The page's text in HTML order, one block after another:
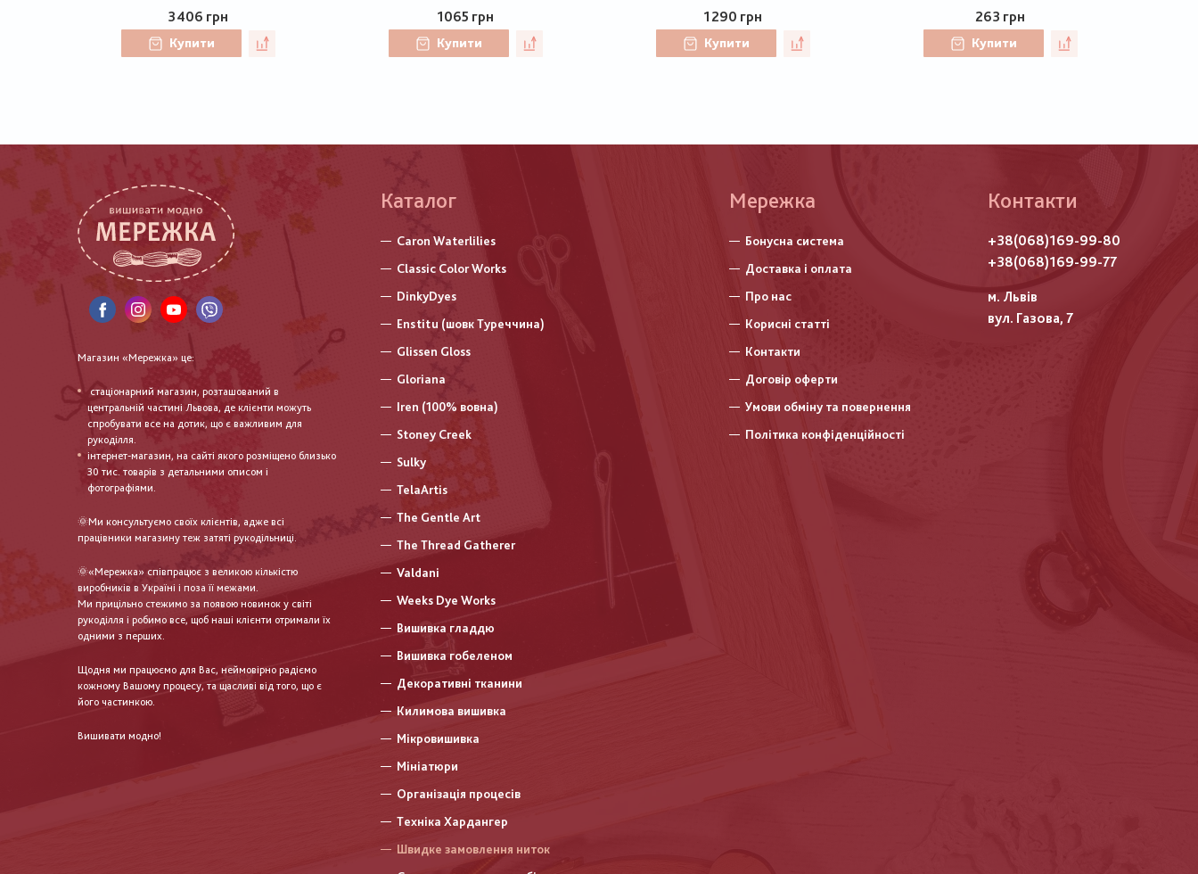
3406 грн
Купити
1065 грн
Купити
1290 грн
Купити
263 грн
Купити
Магазин «Мережка» це:
стаціонарний магазин, розташований в
центральній частині Львова, де клієнти можуть
спробувати все на дотик, що є важливим для
рукоділля.
інтернет-магазин, на сайті якого розміщено близько
30 тис. товарів з детальними описом і
фотографіями.
🌞Ми консультуємо своїх клієнтів, адже всі
працівники магазину теж затяті рукодільниці.
🌞«Мережка» співпрацює з великою кількістю
виробників в Україні і поза її межами.
Ми прицільно стежимо за появою новинок у світі
рукоділля і робимо все, щоб наші клієнти отримали їх
одними з перших.
Щодня ми працюємо для Вас, неймовірно радіємо
кожному Вашому процесу, та щасливі від того, що є
його частинкою.
Вишивати модно!
Каталог
Caron Waterlilies
Classic Color Works
DinkyDyes
Enstitu (шовк Туреччина)
Glissen Gloss
Gloriana
Iren (100% вовна)
Stoney Creek
Sulky
TelaArtis
The Gentle Art
The Thread Gatherer
Valdani
Weeks Dye Works
Вишивка гладдю
Вишивка гобеленом
Декоративні тканини
Килимова вишивка
Мікровишивка
Мініатюри
Організація процесів
Техніка Хардангер
Швидке замовлення ниток
Меню
нижнього
колонтитулу
Мережка
Бонусна система
Доставка і оплата
Про нас
Корисні статті
Контакти
Договір оферти
Умови обміну та повернення
Політика конфіденційності
Контакти
+38(068)169-99-80
+38(068)169-99-77
м. Львів
вул. Газова, 7